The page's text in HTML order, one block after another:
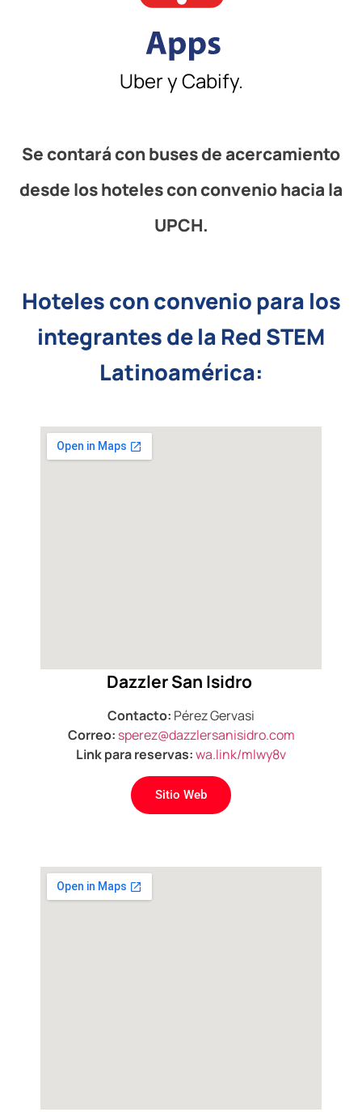
Uber y Cabify.
Se contará con buses de acercamiento
desde los hoteles con convenio hacia la
UPCH.
Hoteles con convenio para los
integrantes de la Red STEM
Latinoamérica:
Dazzler San Isidro
Contacto: Pérez Gervasi
Correo: sperez@dazzlersanisidro.com
Link para reservas:wa.link/mlwy8v
Sitio Web